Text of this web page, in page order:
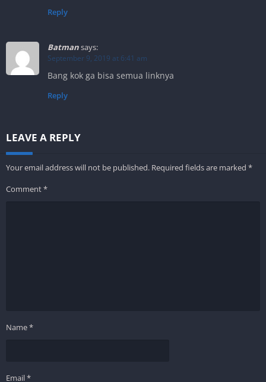
Reply
Batmansays:
September 9, 2019 at 6:41 am
Bang kok ga bisa semua linknya
Reply
LEAVE A REPLY
Your email address will not be published. Required fields are marked *
Comment*
Name*
Email*